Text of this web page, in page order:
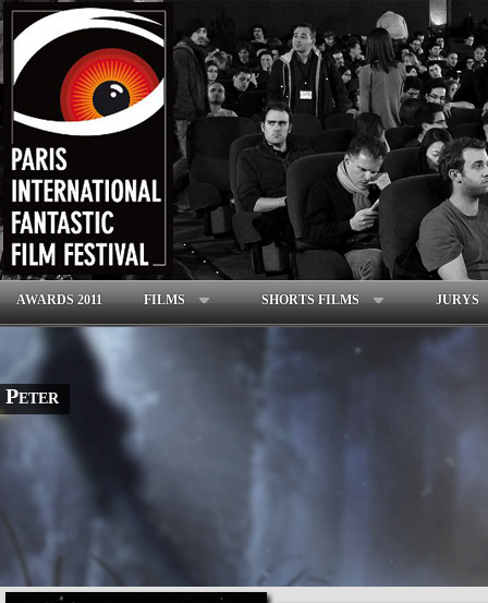
AWARDS 2011 FILMS SHORTS FILMS JURYS
Peter